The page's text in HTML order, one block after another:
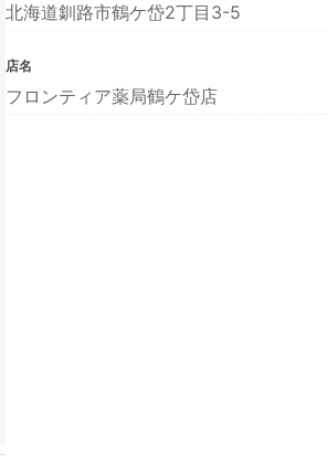
北海道釧路市鶴ケ岱2丁目3-5
店名
フロンティア薬局鶴ケ岱店